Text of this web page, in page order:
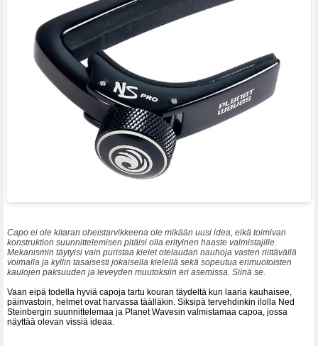
Capo ei ole kitaran oheistarvikkeena ole mikään uusi idea, eikä toimivan
konstruktion suunnittelemisen pitäisi olla erityinen haaste valmistajille.
Mekanismin täytyisi vain puristaa kielet otelaudan nauhoja vasten riittävällä
voimalla ja kyllin tasaisesti jokaisella kielellä sekä sopeutua erimuotoisten
kaulojen paksuuden ja leveyden muutoksiin eri asemissa. Siinä se.
Vaan eipä todella hyviä capoja tartu kouran täydeltä kun laaria kauhaisee,
päinvastoin, helmet ovat harvassa täälläkin. Siksipä tervehdinkin ilolla Ned
Steinbergin suunnittelemaa ja Planet Wavesin valmistamaa capoa, jossa
näyttää olevan vissiä ideaa.